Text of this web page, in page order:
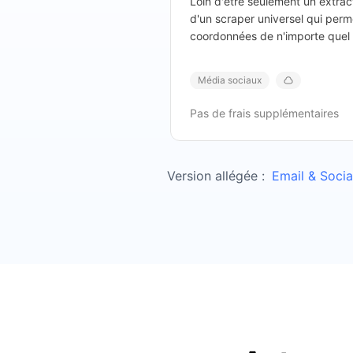
d'un scraper universel qui
coordonnées de n'importe
Média sociaux
Pas de frais supplémentaires
Version allégée : Email &